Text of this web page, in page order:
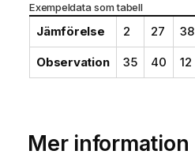
Exempeldata som tabell
Jämförelse 2 27 38
Observation 35 40 12
Mer information